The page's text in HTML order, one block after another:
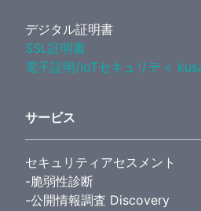
デジタル証明書
SSL証明書
電子証明/IoTセキュリティ
サービス
セキュリティアセスメント
-脆弱性診断
-公開情報調査 Discovery